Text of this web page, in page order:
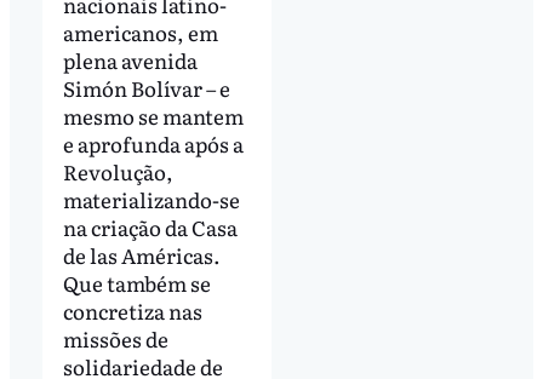
americanos, em
plena avenida
Simón Bolívar – e
mesmo se mantem
e aprofunda após a
Revolução,
materializando-se
na criação da Casa
de las Américas.
Que também se
concretiza nas
missões de
solidariedade de